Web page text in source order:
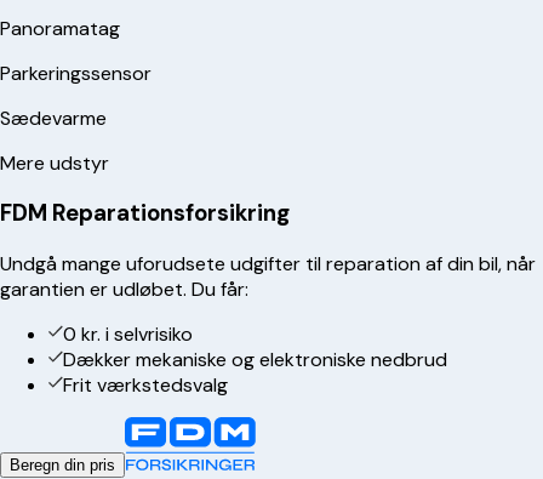
Panoramatag
Parkeringssensor
Sædevarme
Mere udstyr
FDM Reparationsforsikring
Undgå mange uforudsete udgifter til reparation af din bil, når
garantien er udløbet. Du får:
0 kr. i selvrisiko
Dækker mekaniske og elektroniske nedbrud
Frit værkstedsvalg
Beregn din pris